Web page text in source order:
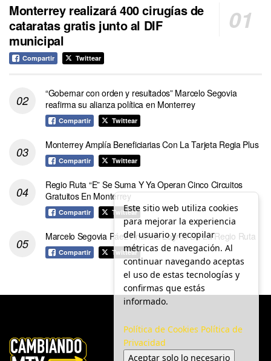
Monterrey realizará 400 cirugías de
cataratas gratis junto al DIF
municipal
Compartir Twittear
“Gobernar con orden y resultados” Marcelo Segovia
reafirma su alianza política en Monterrey
Compartir Twittear
Monterrey Amplía Beneficiarias Con La Tarjeta Regia Plus
Compartir Twittear
Regio Ruta “E” Se Suma Y Ya Operan Cinco Circuitos
Gratuitos En Monterrey
Compartir Twittear
Marcelo Segovia Páez Anuncia Logros De La Regio Ruta
Compartir Twittear
Este sitio web utiliza cookies
para mejorar la experiencia
del usuario y recopilar
métricas de navegación. Al
continuar navegando aceptas
el uso de estas tecnologías y
confirmas que estás
informado.
Política de Cookies Política de
Privacidad
Aceptar solo lo necesario